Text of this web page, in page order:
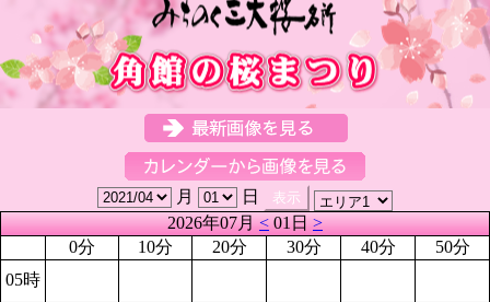
月
日
2026年07月<01日>
0分
10分 20分 30分 40分
50分
05時